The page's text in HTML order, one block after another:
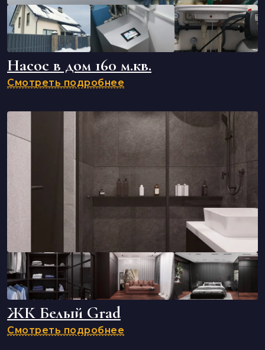
Насос в дом 160 м.кв.
Смотреть подробнее
ЖК Белый Grad
Смотреть подробнее